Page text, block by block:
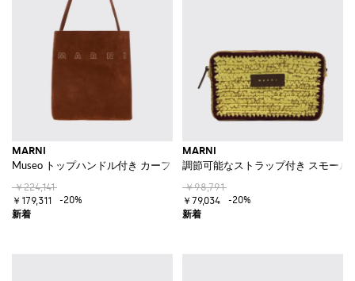
MARNI
Museo トップハンドル付き カーフスキン＆スエード トートバッグ
￥224,141
￥179,311
-20%
MARNI
調節可能なストラップ付き スモール
￥98,791
￥79,034
-20%